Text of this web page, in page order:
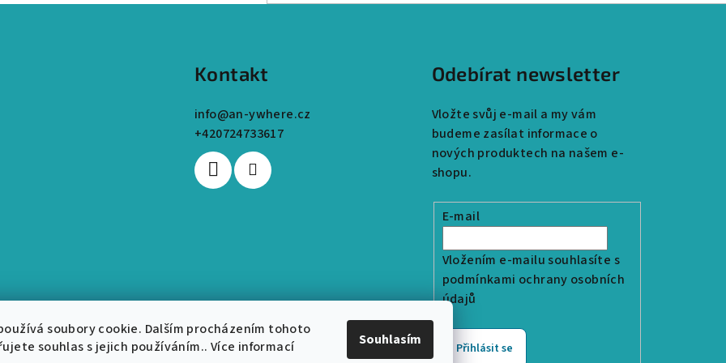
soubory cookie. Dalším procházením tohoto
souhlas s jejich používáním.. Více informací
Souhlasím
Kontakt
info@an-ywhere.cz
+420724733617
Odebírat newsletter
Vložte svůj e-mail a my vám
budeme zasílat informace o
nových produktech na našem e-
shopu.
E-mail
Vložením e-mailu souhlasíte s
podmínkami ochrany osobních
údajů
Přihlásit se